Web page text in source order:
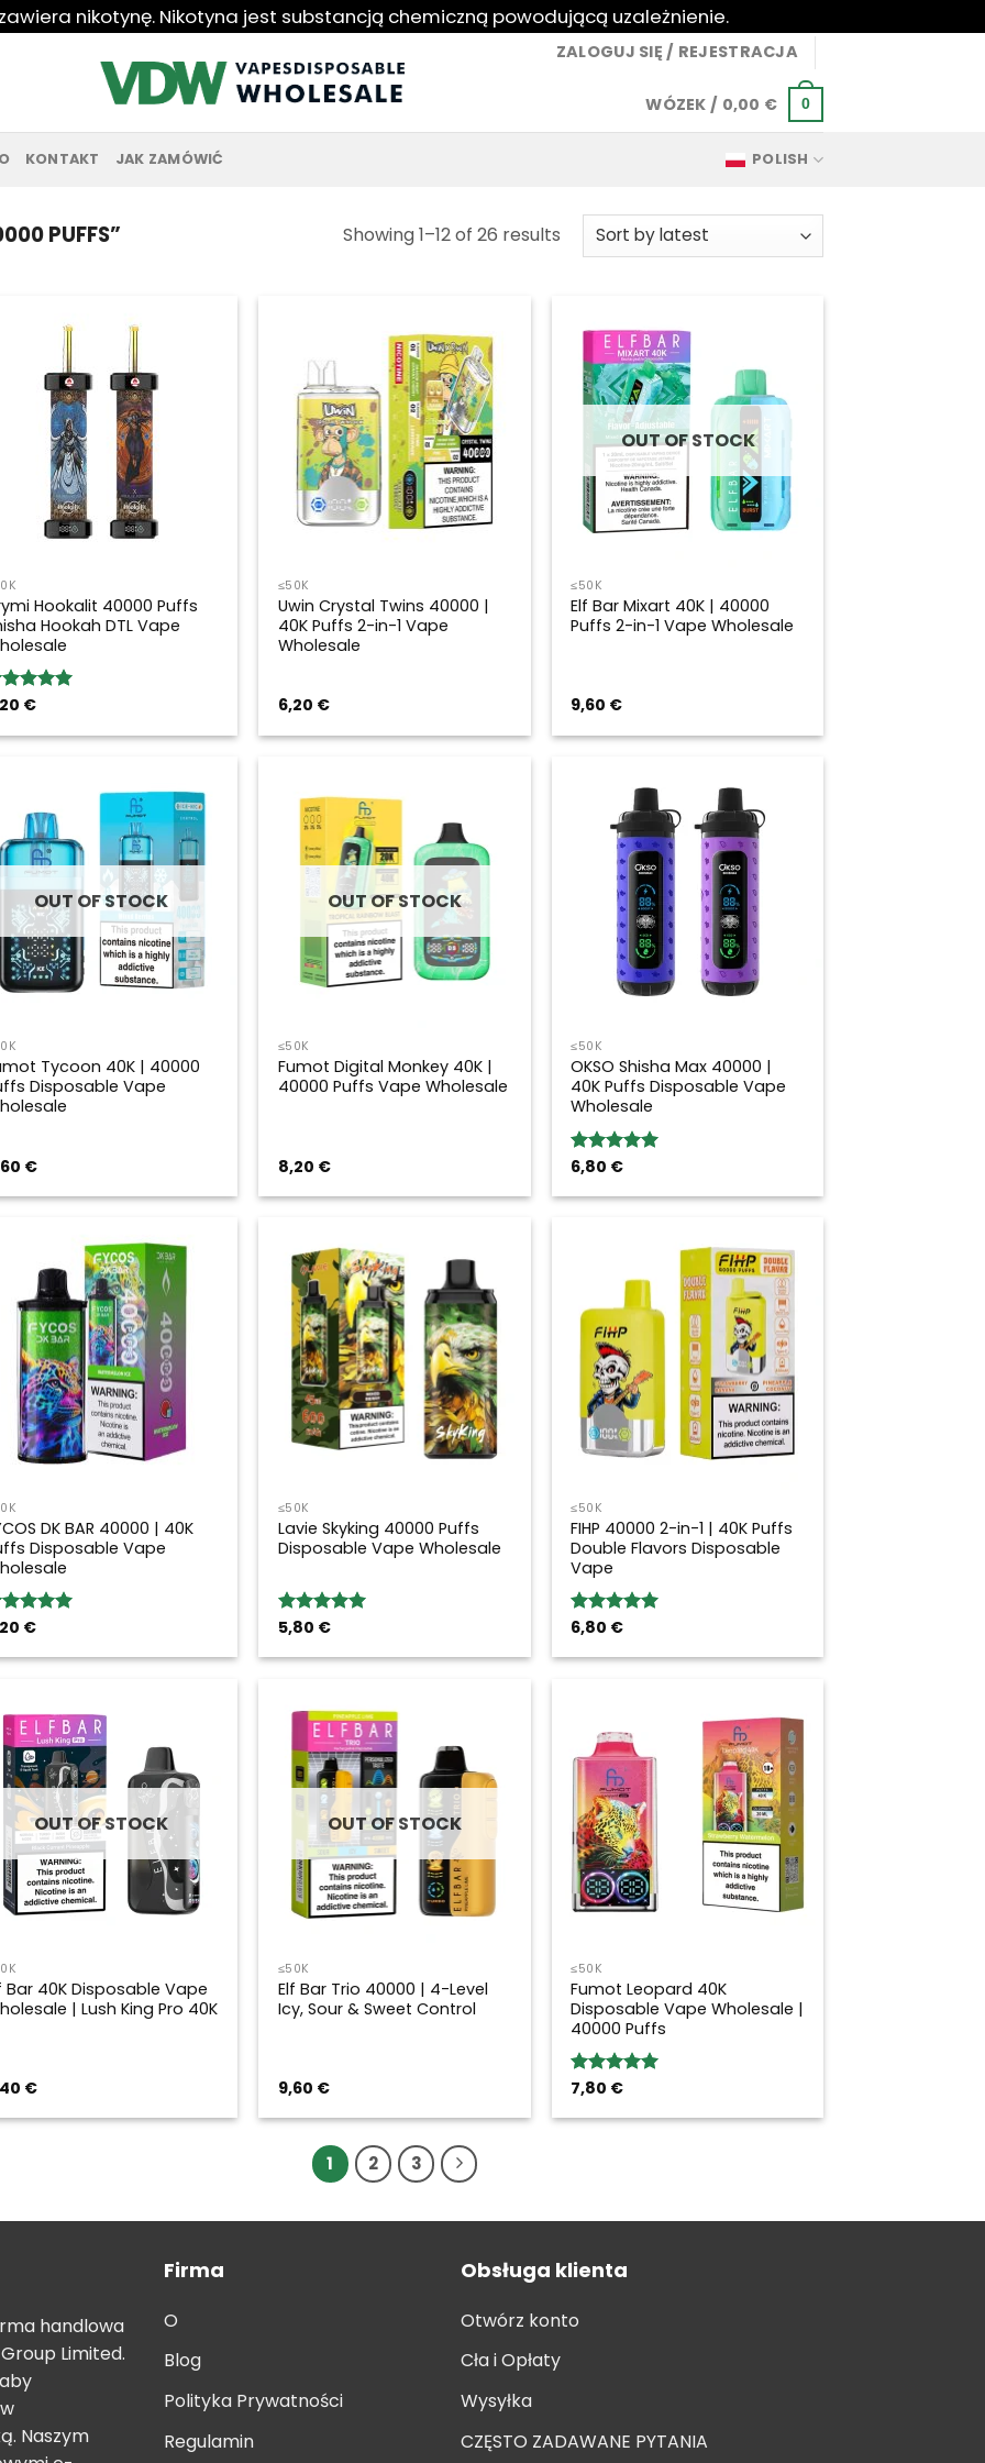
zawiera nikotynę. Nikotyna jest substancją chemiczną powodującą uzależnienie.
ZALOGUJ SIĘ / REJESTRACJA
WÓZEK / 0,00 € 0
O KONTAKT JAK ZAMÓWIĆ POLISH
PUFFS” Showing 1–12 of 26 resultsSorted
Hookalit 40000 Puffs
Hookah DTL Vape
5.00
€
≤50K
Uwin Crystal Twins 40000 |
40K Puffs 2-in-1 Vape
Wholesale
6,20 €
OUT OF STOCK
≤50K
Elf Bar Mixart 40K | 40000
Puffs 2-in-1 Vape Wholesale
9,60 €
OUT OF STOCK
Tycoon 40K | 40000
Disposable Vape
€
OUT OF STOCK
≤50K
Fumot Digital Monkey 40K |
40000 Puffs Vape Wholesale
8,20 €
≤50K
OKSO Shisha Max 40000 |
40K Puffs Disposable Vape
Wholesale
Rated5.00
6,80 €
DK BAR 40000 | 40K
Disposable Vape
5.00
€
≤50K
Lavie Skyking 40000 Puffs
Disposable Vape Wholesale
Rated5.00
5,80 €
≤50K
FIHP 40000 2-in-1 | 40K Puffs
Double Flavors Disposable
Vape
Rated5.00
6,80 €
OUT OF STOCK
Bar 40K Disposable Vape
| Lush King Pro 40K
€
OUT OF STOCK
≤50K
Elf Bar Trio 40000 | 4-Level
Icy, Sour & Sweet Control
9,60 €
≤50K
Fumot Leopard 40K
Disposable Vape Wholesale |
40000 Puffs
Rated5.00
7,80 €
1 2 3
handlowa
Limited.
Naszym
Firma
O
Blog
Polityka Prywatności
Regulamin
Obsługa klienta
Otwórz konto
Cła i Opłaty
Wysyłka
CZĘSTO ZADAWANE PYTANIA